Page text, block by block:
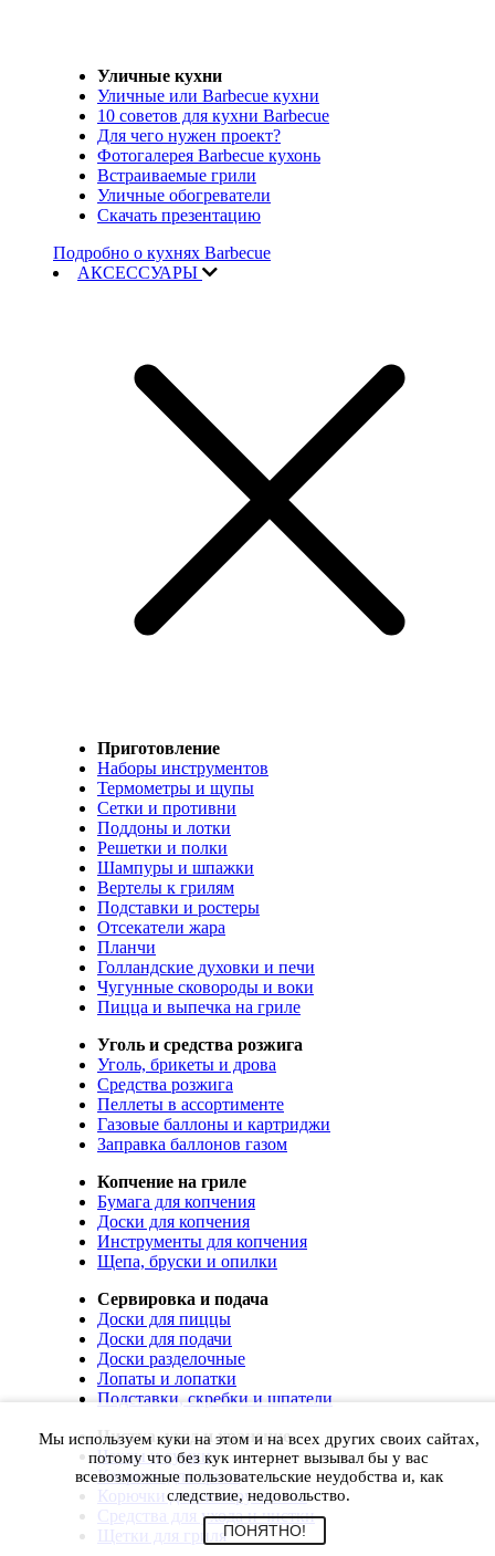
Уличные кухни
Уличные или Barbecue кухни
10 советов для кухни Barbecue
Для чего нужен проект?
Фотогалерея Barbecue кухонь
Встраиваемые грили
Уличные обогреватели
Скачать презентацию
Подробно о кухнях Barbecue
АКСЕССУАРЫ
Приготовление
Наборы инструментов
Термометры и щупы
Сетки и противни
Поддоны и лотки
Решетки и полки
Шампуры и шпажки
Вертелы к грилям
Подставки и ростеры
Отсекатели жара
Планчи
Голландские духовки и печи
Чугунные сковороды и воки
Пицца и выпечка на гриле
Уголь и средства розжига
Уголь, брикеты и дрова
Средства розжига
Пеллеты в ассортименте
Газовые баллоны и картриджи
Заправка баллонов газом
Копчение на гриле
Бумага для копчения
Доски для копчения
Инструменты для копчения
Щепа, бруски и опилки
Сервировка и подача
Доски для пиццы
Доски для подачи
Доски разделочные
Лопаты и лопатки
Подставки, скребки и шпатели
Чистка, уход и хранение
Чехлы и сумки
Коврики для гриля
Корючки для инструментов
Средства для ухода и чистки
Щетки для гриля
Мы используем куки на этом и на всех других своих сайтах,
потому что без кук интернет вызывал бы у вас
всевозможные пользовательские неудобства и, как
следствие, недовольство.
ПОНЯТНО!